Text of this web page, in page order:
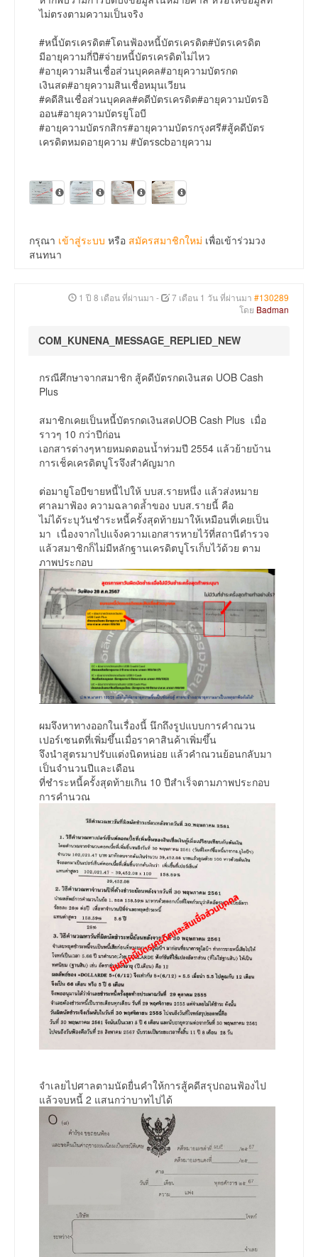
ไม่ตรงตามความเป็นจริง
#หนี้บัตรเครดิต#โดนฟ้องหนี้บัตรเครดิต#บัตรเครดิต
มีอายุความกี่ปี#จ่ายหนี้บัตรเครดิตไม่ไหว
#อายุความสินเชื่อส่วนบุคคล#อายุความบัตรกด
เงินสด#อายุความสินเชื่อหมุนเวียน
#คดีสินเชื่อส่วนบุคคล#คดีบัตรเครดิต#อายุความบัตรอิ
ออน#อายุความบัตรยูโอบี
#อายุความบัตรกสิกร#อายุความบัตรกรุงศรี#สู้คดีบัตร
เครดิตหมดอายุความ #บัตรscbอายุความ
กรุณา เข้าสู่ระบบ หรือ สมัครสมาชิกใหม่ เพื่อเข้าร่วมวง
สนทนา
1 ปี 8 เดือน ที่ผ่านมา - 7 เดือน 1 วัน ที่ผ่านมา #130289
โดย Badman
COM_KUNENA_MESSAGE_REPLIED_NEW
กรณีศึกษาจากสมาชิก สู้คดีบัตรกดเงินสด UOB Cash
Plus
สมาชิกเคยเป็นหนี้บัตรกดเงินสดUOB Cash Plus เมื่อ
ราวๆ 10 กว่าปีก่อน
เอกสารต่างๆหายหมดตอนน้ำท่วมปี 2554 แล้วย้ายบ้าน
การเช็คเครดิตบูโรจึงสำคัญมาก
ต่อมายูโอบีขายหนี้ไปให้ บบส.รายหนึ่ง แล้วส่งหมาย
ศาลมาฟ้อง ความฉลาดล้ำของ บบส.รายนี้ คือ
ไม่ได้ระบุวันชำระหนี้ครั้งสุดท้ายมาให้เหมือนที่เคยเป็น
มา เนื่องจากไปแจ้งความเอกสารหายไว้ที่สถานีตำรวจ
แล้วสมาชิกก็ไม่มีหลักฐานเครดิตบูโรเก็บไว้ด้วย ตาม
ภาพประกอบ
ผมจึงหาทางออกในเรื่องนี้ นึกถึงรูปแบบการคำณวน
เปอร์เซนตที่เพิ่มขึ้นเมื่อราคาสินค้าเพิ่มขึ้น
จึงนำสูตรมาปรับแต่งนิดหน่อย แล้วคำณวนย้อนกลับมา
เป็นจำนวนปีและเดือน
ที่ชำระหนี้ครั้งสุดท้ายเกิน 10 ปีสำเร็จตามภาพประกอบ
การคำนวณ
จำเลยไปศาลตามนัดยื่นคำให้การสู้คดีสรุปถอนฟ้องไป
แล้วจบหนี้ 2 แสนกว่าบาทไปได้